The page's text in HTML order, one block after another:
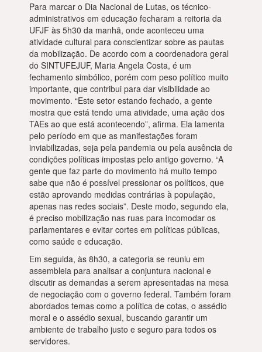
Para marcar o Dia Nacional de Lutas, os técnico-
administrativos em educação fecharam a reitoria da
UFJF às 5h30 da manhã, onde aconteceu uma
atividade cultural para conscientizar sobre as pautas
da mobilização. De acordo com a coordenadora geral
do SINTUFEJUF, Maria Angela Costa, é um
fechamento simbólico, porém com peso político muito
importante, que contribui para dar visibilidade ao
movimento. “Este setor estando fechado, a gente
mostra que está tendo uma atividade, uma ação dos
TAEs ao que está acontecendo”, afirma. Ela lamenta
pelo período em que as manifestações foram
inviabilizadas, seja pela pandemia ou pela ausência de
condições políticas impostas pelo antigo governo. “A
gente que faz parte do movimento há muito tempo
sabe que não é possível pressionar os políticos, que
estão aprovando medidas contrárias à população,
apenas nas redes sociais”. Deste modo, segundo ela,
é preciso mobilização nas ruas para incomodar os
parlamentares e evitar cortes em políticas públicas,
como saúde e educação.
Em seguida, às 8h30, a categoria se reuniu em
assembleia para analisar a conjuntura nacional e
discutir as demandas a serem apresentadas na mesa
de negociação com o governo federal. Também foram
abordados temas como a política de cotas, o assédio
moral e o assédio sexual, buscando garantir um
ambiente de trabalho justo e seguro para todos os
servidores.